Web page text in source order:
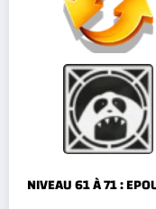
NIVEAU 61 À 71 :